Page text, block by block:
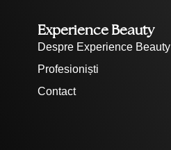
Experience Beauty
Despre Experience Beauty
Profesioniști
Contact